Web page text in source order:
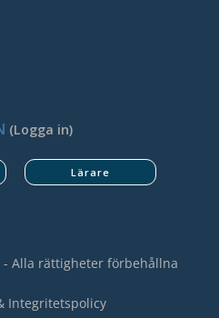
(Logga in)
Lärare
Alla rättigheter förbehållna
Integritetspolicy